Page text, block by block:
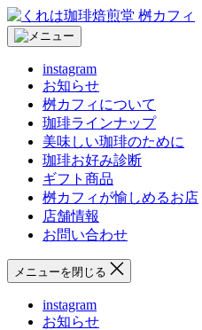
コ
ン
テ
フ
instagram
お知らせ
桝カフィについて
珈琲ラインナップ
美味しい珈琲のために
珈琲お好み診断
ギフト商品
桝カフィが愉しめるお店
店舗情報
お問い合わせ
メニューを閉じる
instagram
お知らせ